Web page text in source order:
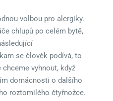
volbou pro alergiky.
chlupů po celém bytě,
se člověk podívá, to
vyhnout, když
domácnosti o dalšího
roztomilého čtyřnožce.